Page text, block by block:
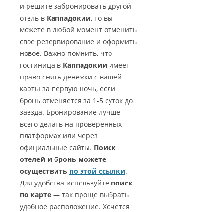
и решите забронировать другой
отель в Каппадокии, то вы
можете в любой момент отменить
свое резервирование и оформить
новое. Важно помнить, что
гостиница в Каппадокии имеет
право снять денежки с вашей
карты за первую ночь, если
бронь отменяется за 1-5 суток до
заезда. Бронирование лучше
всего делать на проверенных
платформах или через
официальные сайты. Поиск
отелей и бронь можете
осуществить по этой ссылки.
Для удобства используйте поиск
по карте — так проще выбрать
удобное расположение. Хочется